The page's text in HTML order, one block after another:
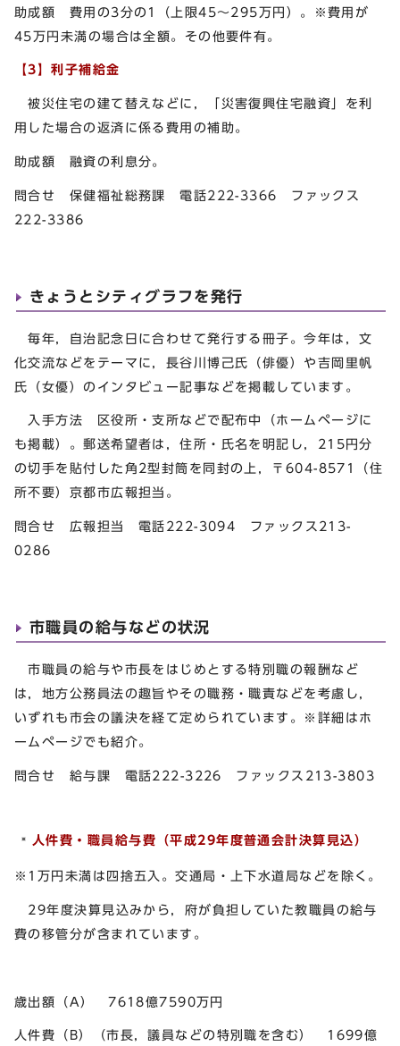
助成額 費用の3分の1（上限45～295万円）。※費用が
45万円未満の場合は全額。その他要件有。
【3】利子補給金
被災住宅の建て替えなどに，「災害復興住宅融資」を利
用した場合の返済に係る費用の補助。
助成額 融資の利息分。
問合せ 保健福祉総務課 電話222-3366 ファックス
222-3386
きょうとシティグラフを発行
毎年，自治記念日に合わせて発行する冊子。今年は，文
化交流などをテーマに，長谷川博己氏（俳優）や吉岡里帆
氏（女優）のインタビュー記事などを掲載しています。
入手方法 区役所・支所などで配布中（ホームページに
も掲載）。郵送希望者は，住所・氏名を明記し，215円分
の切手を貼付した角2型封筒を同封の上，〒604-8571（住
所不要）京都市広報担当。
問合せ 広報担当 電話222-3094 ファックス213-
0286
市職員の給与などの状況
市職員の給与や市長をはじめとする特別職の報酬など
は，地方公務員法の趣旨やその職務・職責などを考慮し，
いずれも市会の議決を経て定められています。※詳細はホ
ームページでも紹介。
問合せ 給与課 電話222-3226 ファックス213-3803
人件費・職員給与費（平成29年度普通会計決算見込）
※1万円未満は四捨五入。交通局・上下水道局などを除く。
29年度決算見込みから，府が負担していた教職員の給与
費の移管分が含まれています。
歳出額（A） 7618億7590万円
人件費（B）（市長，議員などの特別職を含む） 1699億